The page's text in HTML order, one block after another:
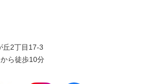
2丁目17-3
ら徒歩10分